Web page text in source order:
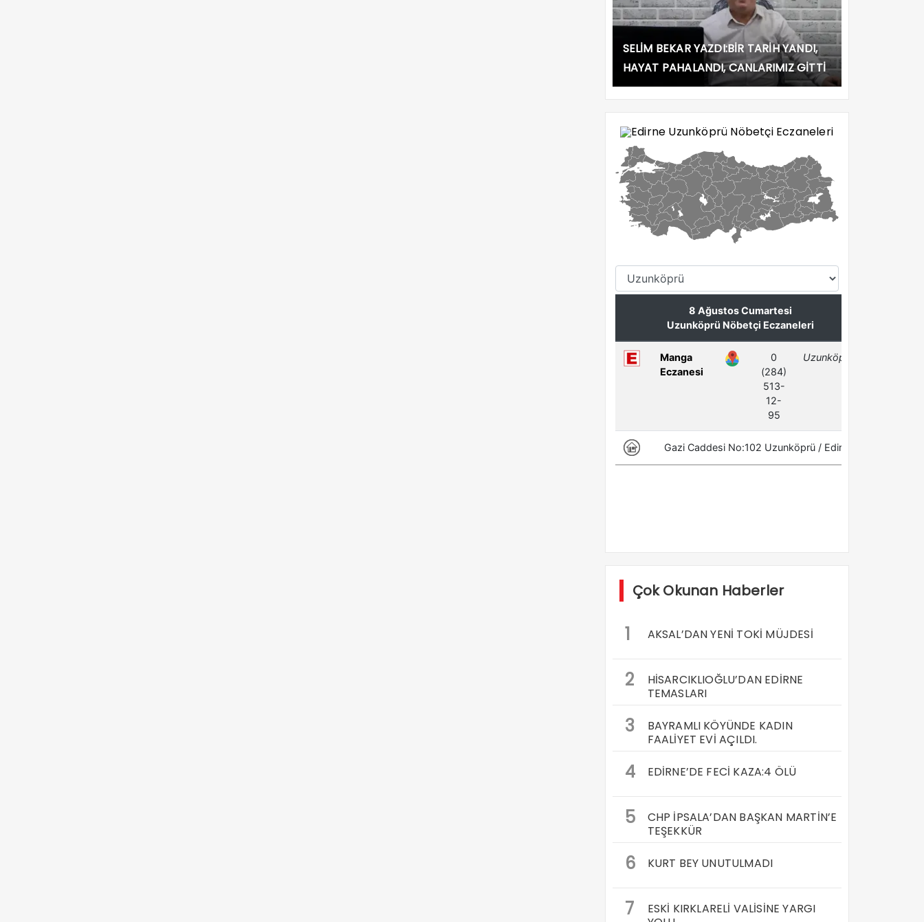
SELİM BEKAR YAZDI:BİR TARİH YANDI,
HAYAT PAHALANDI, CANLARIMIZ GİTTİ
Çok Okunan Haberler
1 AKSAL’DAN YENİ TOKİ MÜJDESİ
2
HİSARCIKLIOĞLU’DAN EDİRNE
TEMASLARI
3
BAYRAMLI KÖYÜNDE KADIN
FAALİYET EVİ AÇILDI.
4 EDİRNE’DE FECİ KAZA:4 ÖLÜ
5
CHP İPSALA’DAN BAŞKAN MARTİN’E
TEŞEKKÜR
6 KURT BEY UNUTULMADI
7
ESKİ KIRKLARELİ VALİSİNE YARGI